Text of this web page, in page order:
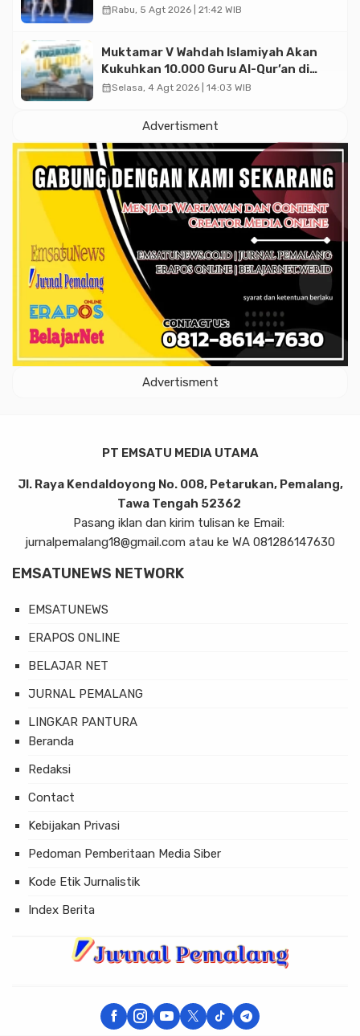
Asian Taekwondo Indonesia Open
calendar_monthRabu, 5 Agt 2026 | 21:42 WIB
Muktamar V Wahdah Islamiyah Akan
Kukuhkan 10.000 Guru Al-Qur’an di
Masjid Istiqlal
calendar_monthSelasa, 4 Agt 2026 | 14:03 WIB
Advertisment
Advertisment
PT EMSATU MEDIA UTAMA
Jl. Raya Kendaldoyong No. 008, Petarukan, Pemalang,
Tawa Tengah 52362
Pasang iklan dan kirim tulisan ke Email:
jurnalpemalang18@gmail.com atau ke WA 081286147630
EMSATUNEWS NETWORK
EMSATUNEWS
ERAPOS ONLINE
BELAJAR NET
JURNAL PEMALANG
LINGKAR PANTURA
Beranda
Redaksi
Contact
Kebijakan Privasi
Pedoman Pemberitaan Media Siber
Kode Etik Jurnalistik
Index Berita